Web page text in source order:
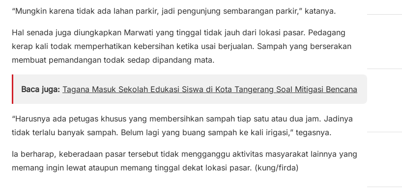
“Mungkin karena tidak ada lahan parkir, jadi pengunjung sembarangan parkir,” katanya.
Hal senada juga diungkapkan Marwati yang tinggal tidak jauh dari lokasi pasar. Pedagang
kerap kali todak memperhatikan kebersihan ketika usai berjualan. Sampah yang berserakan
membuat pemandangan todak sedap dipandang mata.
Baca juga: Tagana Masuk Sekolah Edukasi Siswa di Kota Tangerang Soal Mitigasi Bencana
“Harusnya ada petugas khusus yang membersihkan sampah tiap satu atau dua jam. Jadinya
tidak terlalu banyak sampah. Belum lagi yang buang sampah ke kali irigasi,” tegasnya.
Ia berharap, keberadaan pasar tersebut tidak mengganggu aktivitas masyarakat lainnya yang
memang ingin lewat ataupun memang tinggal dekat lokasi pasar. (kung/firda)